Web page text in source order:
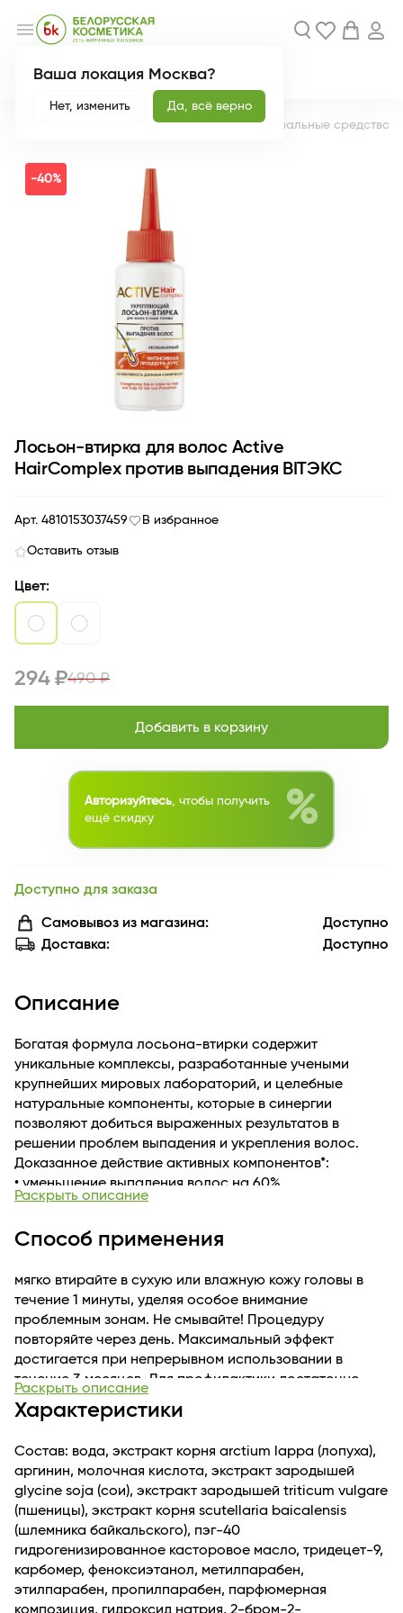
Ваша локация Москва?
Нет, изменить Да, всё верно
menu
Новинки Акции
Уход за волосами Специальные средства
-40%
Лосьон-втирка для волос Active
HairComplex против выпадения BITЭКС
Арт. 4810153037459 В избранное
Оставить отзыв
Цвет:
294 ₽490 ₽
Добавить в корзину
Авторизуйтесь , чтобы получить
ещё скидку
%
Доступно для заказа
Самовывоз из магазина:
Доступно
Доставка:
Доступно
Описание
Богатая формула лосьона-втирки содержит
уникальные комплексы, разработанные учеными
крупнейших мировых лабораторий, и целебные
натуральные компоненты, которые в синергии
позволяют добиться выраженных результатов в
решении проблем выпадения и укрепления волос.
Доказанное действие активных компонентов*:
• уменьшение выпадения волос на 60%
• увеличение плотности волос на 18%
волос) на 12,7%
роста волос), останавливает выпадение, придает
волосам плотность и блеск..
Масло бэй насыщает волосы и кожу головы
ценнейшими питательными элементами, делает
локоны гладкими и сияющими.
Масло репейное и экстракт репейника
предотвращают выпадение волос, стимулируют их
рост, укрепляют и оздоравливают.
волосы, стимулирует и ускоряет их рост.
Аминокислота L-аргинин восстанавливает структуру
волос, делает их гладкими, сильными, послушными.
Раскрыть описание
Способ применения
мягко втирайте в сухую или влажную кожу головы в
течение 1 минуты, уделяя особое внимание
проблемным зонам. Не смывайте! Процедуру
повторяйте через день. Максимальный эффект
достигается при непрерывном использовании в
течение 3 месяцев. Для профилактики достаточно
использовать средство 1 раз в неделю. Подходит для
постоянного применения.
Раскрыть описание
Характеристики
Состав: вода, экстракт корня arctium lappa (лопуха),
аргинин, молочная кислота, экстракт зародышей
glycine soja (сои), экстракт зародышей triticum vulgare
(пшеницы), экстракт корня scutellaria baicalensis
(шлемника байкальского), пэг-40
гидрогенизированное касторовое масло, тридецет-9,
карбомер, феноксиэтанол, метилпарабен,
этилпарабен, пропилпарабен, парфюмерная
композиция, гидроксид натрия, 2-бром-2-